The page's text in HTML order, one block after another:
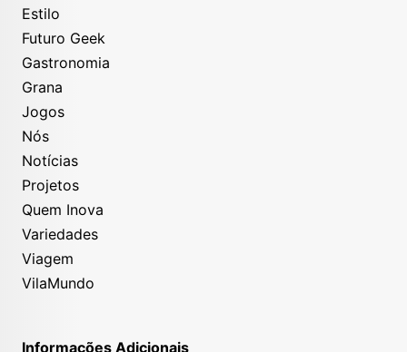
Estilo
Futuro Geek
Gastronomia
Grana
Jogos
Nós
Notícias
Projetos
Quem Inova
Variedades
Viagem
VilaMundo
Informações Adicionais